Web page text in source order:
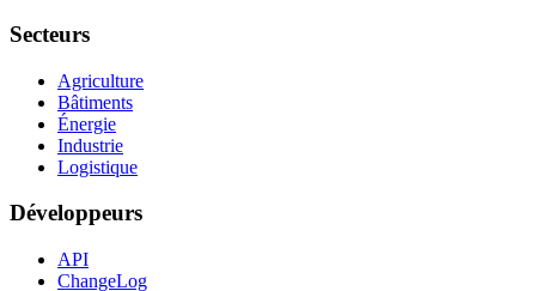
Secteurs
Agriculture
Bâtiments
Énergie
Industrie
Logistique
Développeurs
API
ChangeLog